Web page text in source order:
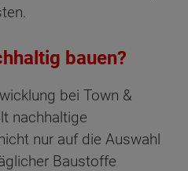
bauen?
bei Town &
nachhaltige
nur auf die Auswahl
Baustoffe